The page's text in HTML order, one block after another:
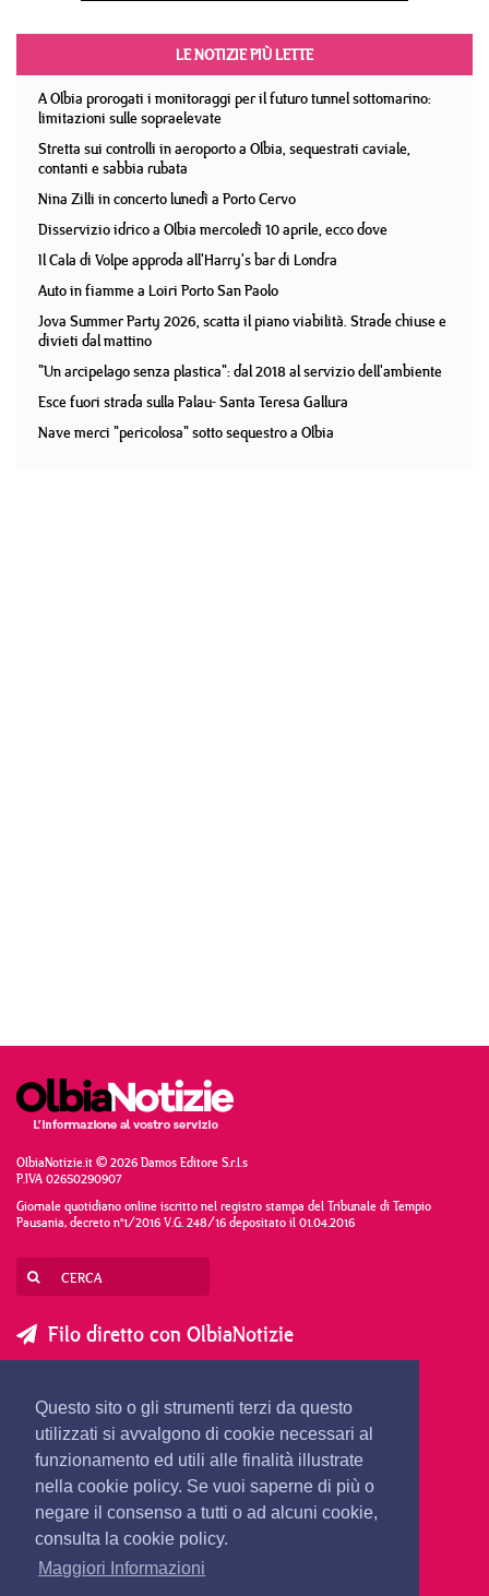
Questo sito o gli strumenti terzi da questo
utilizzati si avvalgono di cookie necessari al
funzionamento ed utili alle finalità illustrate
nella cookie policy. Se vuoi saperne di più o
negare il consenso a tutti o ad alcuni cookie,
consulta la cookie policy.
Maggiori Informazioni
LE NOTIZIE PIÙ LETTE
A Olbia prorogati i monitoraggi per il futuro tunnel sottomarino:
limitazioni sulle sopraelevate
Stretta sui controlli in aeroporto a Olbia, sequestrati caviale,
contanti e sabbia rubata
Nina Zilli in concerto lunedì a Porto Cervo
Disservizio idrico a Olbia mercoledì 10 aprile, ecco dove
Il Cala di Volpe approda all'Harry's bar di Londra
Auto in fiamme a Loiri Porto San Paolo
Jova Summer Party 2026, scatta il piano viabilità. Strade chiuse e
divieti dal mattino
"Un arcipelago senza plastica": dal 2018 al servizio dell'ambiente
Esce fuori strada sulla Palau- Santa Teresa Gallura
Nave merci "pericolosa" sotto sequestro a Olbia
OlbiaNotizie.it © 2026 Damos Editore S.r.l.s
P.IVA 02650290907
Giornale quotidiano online iscritto nel registro stampa del Tribunale di Tempio
Pausania, decreto n°1/2016 V.G. 248/16 depositato il 01.04.2016
Filo diretto con OlbiaNotizie
SEGNALA UNA NOTIZIA
SEGNALA UN EVENTO
redazione@olbianotizie.it